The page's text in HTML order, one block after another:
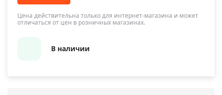
Цена действительна только для интернет-магазина и может
отличаться от цен в розничных магазинах.
В наличии